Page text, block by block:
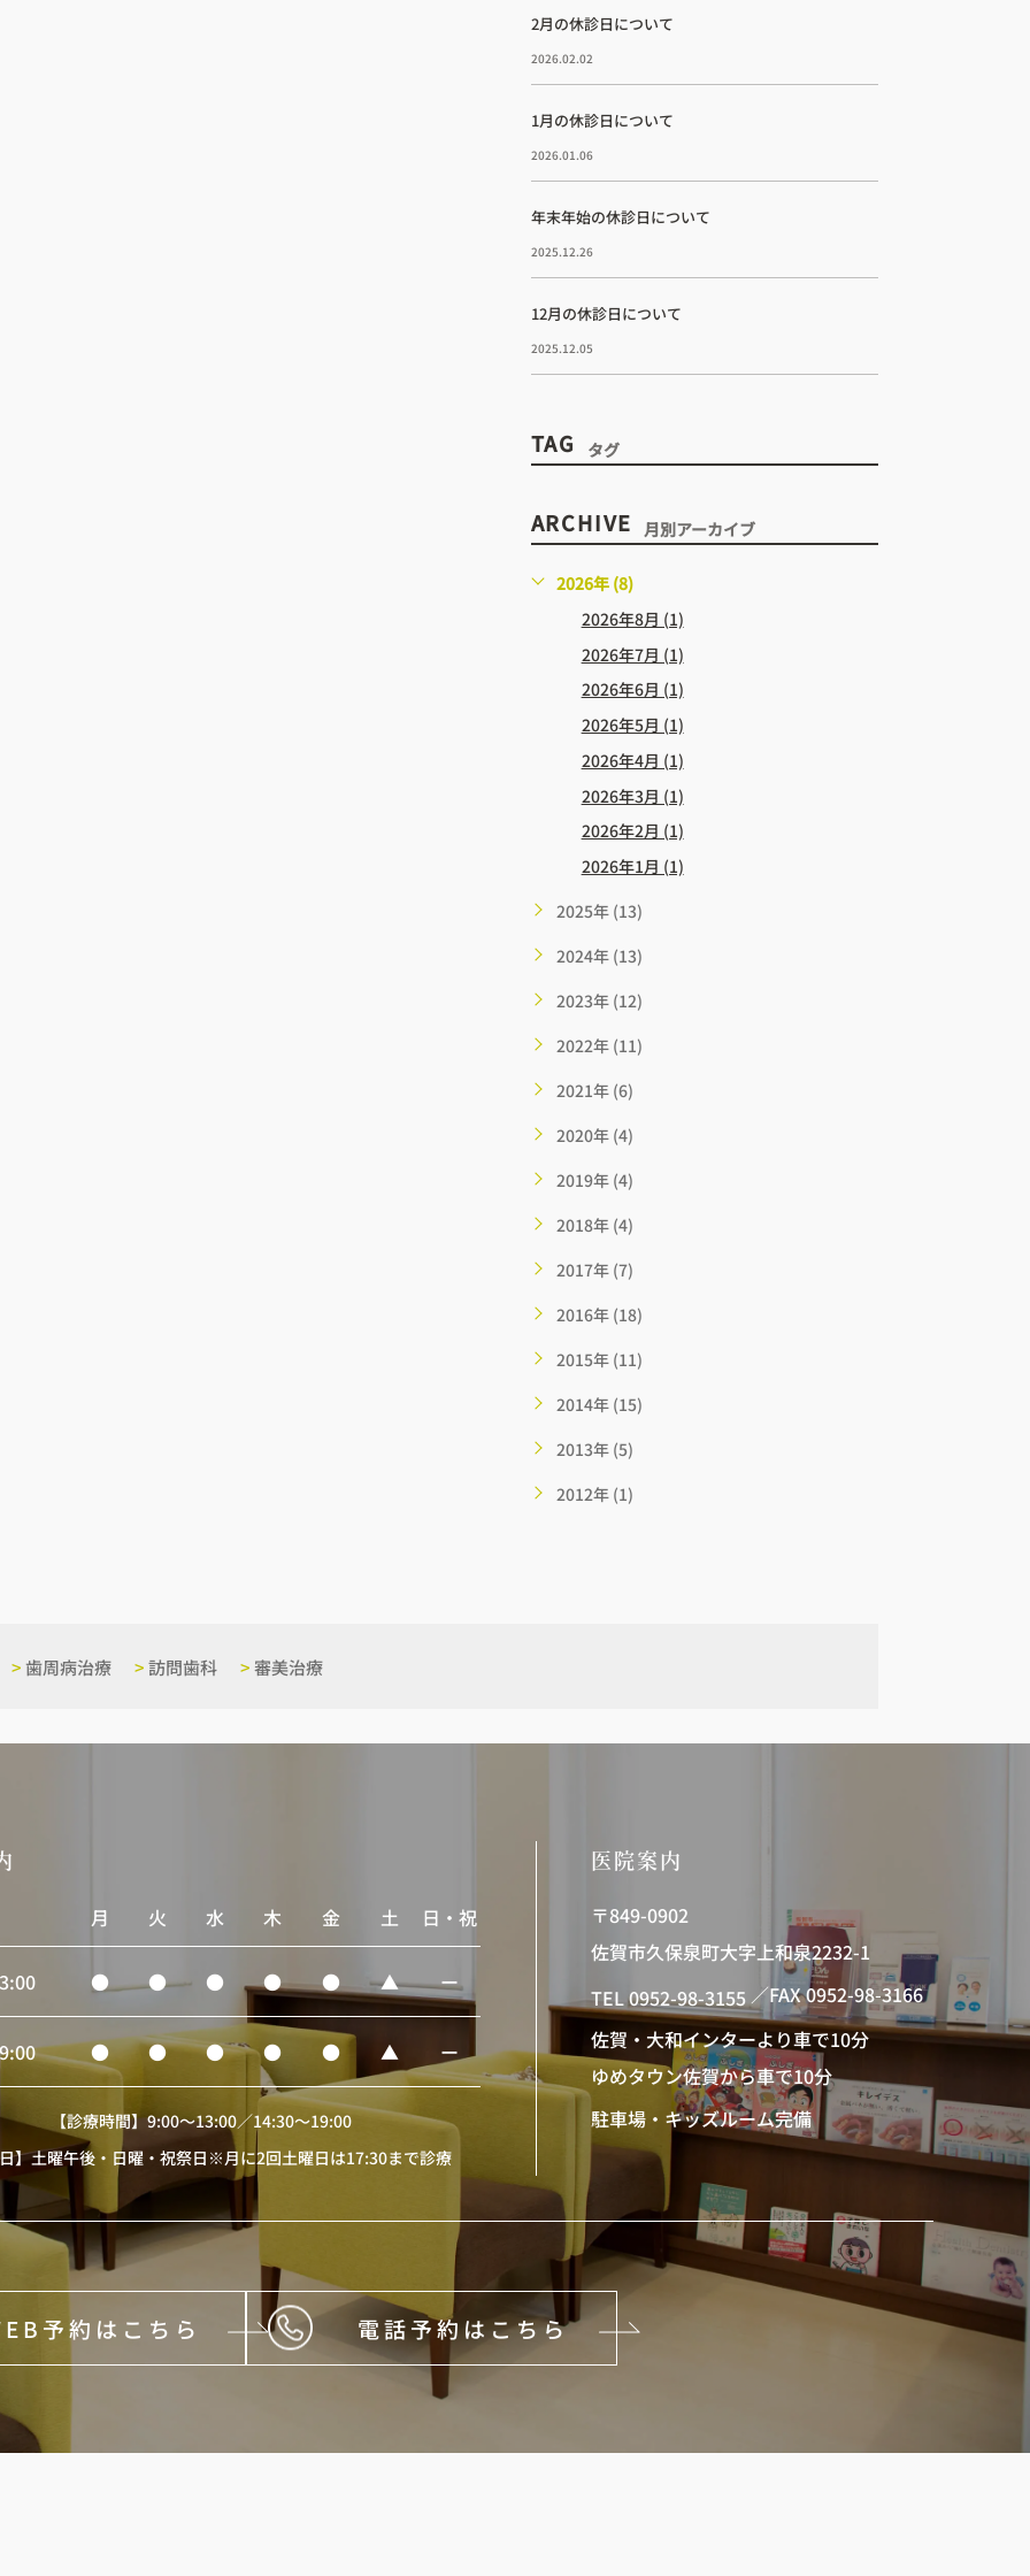
2月の休診日について
2026.02.02
1月の休診日について
2026.01.06
年末年始の休診日について
2025.12.26
12月の休診日について
2025.12.05
TAG タグ
ARCHIVE 月別アーカイブ
2026年 (8)
2026年8月 (1)
2026年7月 (1)
2026年6月 (1)
2026年5月 (1)
2026年4月 (1)
2026年3月 (1)
2026年2月 (1)
2026年1月 (1)
2025年 (13)
2024年 (13)
2023年 (12)
2022年 (11)
2021年 (6)
2020年 (4)
2019年 (4)
2018年 (4)
2017年 (7)
2016年 (18)
2015年 (11)
2014年 (15)
2013年 (5)
2012年 (1)
>歯周病治療 >訪問歯科 >審美治療
月 火 水 木 金 土 日・祝
● ● ● ● ● ▲ ー
● ● ● ● ● ▲ ー
【診療時間】9:00〜13:00／14:30〜19:00
】土曜午後・日曜・祝祭日※月に2回土曜日は17:30まで診療
医院案内
〒849-0902
佐賀市久保泉町大字上和泉2232-1
TEL 0952-98-3155 ／FAX 0952-98-3166
佐賀・大和インターより車で10分
ゆめタウン佐賀から車で10分
駐車場・キッズルーム完備
予約はこちら 電話予約はこちら